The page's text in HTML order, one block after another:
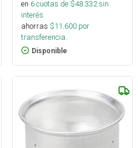
en 6cuotas de $48.332sin
interés
ahorras $11.600 por
transferencia.
Disponible